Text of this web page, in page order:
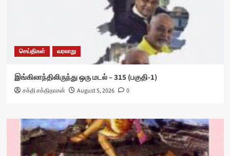
செய்திகள் வரலாறு
இங்கிலாந்திலிருந்து ஒரு மடல் – 315 (பகுதி-1)
சக்தி சக்திதாசன் August 5, 2026 0